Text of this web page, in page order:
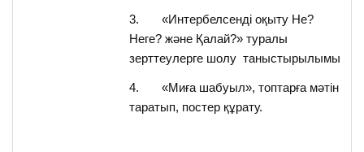
3. «Интербелсенді оқыту Не?
Неге? және Қалай?» туралы
зерттеулерге шолу таныстырылымы
4. «Миға шабуыл», топтарға мәтін
таратып, постер құрату.